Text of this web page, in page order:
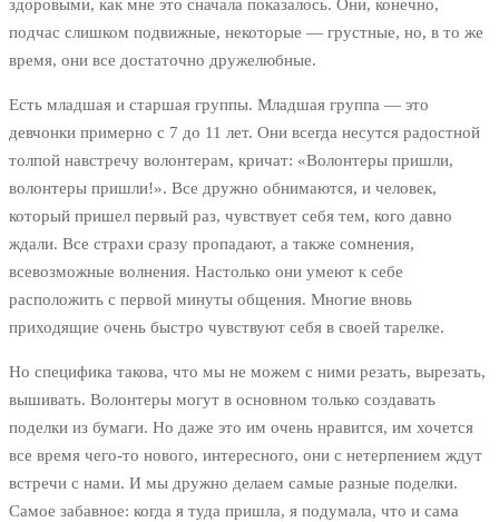
здоровыми, как мне это сначала показалось. Они, конечно,
подчас слишком подвижные, некоторые — грустные, но, в то же
время, они все достаточно дружелюбные.
Есть младшая и старшая группы. Младшая группа — это
девчонки примерно с 7 до 11 лет. Они всегда несутся радостной
толпой навстречу волонтерам, кричат: «Волонтеры пришли,
волонтеры пришли!». Все дружно обнимаются, и человек,
который пришел первый раз, чувствует себя тем, кого давно
ждали. Все страхи сразу пропадают, а также сомнения,
всевозможные волнения. Настолько они умеют к себе
расположить с первой минуты общения. Многие вновь
приходящие очень быстро чувствуют себя в своей тарелке.
Но специфика такова, что мы не можем с ними резать, вырезать,
вышивать. Волонтеры могут в основном только создавать
поделки из бумаги. Но даже это им очень нравится, им хочется
все время чего-то нового, интересного, они с нетерпением ждут
встречи с нами. И мы дружно делаем самые разные поделки.
Самое забавное: когда я туда пришла, я подумала, что и сама